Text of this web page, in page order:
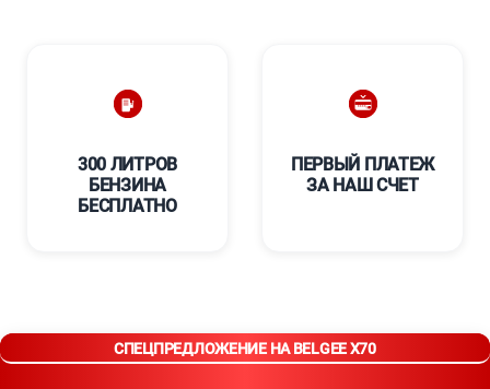
300 ЛИТРОВ
БЕНЗИНА
БЕСПЛАТНО
****
ПЕРВЫЙ ПЛАТЕЖ
ЗА НАШ СЧЕТ
СПЕЦПРЕДЛОЖЕНИЕ НА BELGEE X70